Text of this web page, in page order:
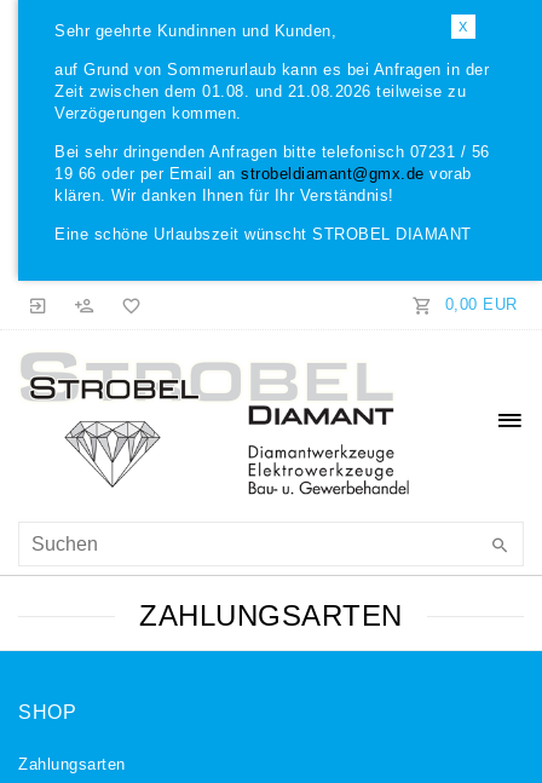
X
Sehr geehrte Kundinnen und Kunden,
auf Grund von Sommerurlaub kann es bei Anfragen in der
Zeit zwischen dem 01.08. und 21.08.2026 teilweise zu
Verzögerungen kommen.
Bei sehr dringenden Anfragen bitte telefonisch 07231 / 56
19 66 oder per Email an strobeldiamant@gmx.de vorab
klären. Wir danken Ihnen für Ihr Verständnis!
Eine schöne Urlaubszeit wünscht STROBEL DIAMANT
0,00 EUR
ZAHLUNGSARTEN
SHOP
Zahlungsarten